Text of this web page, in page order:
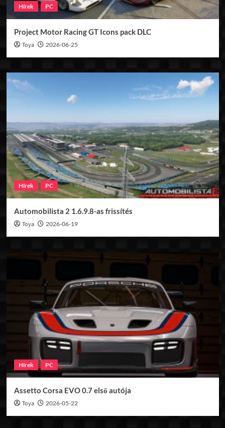
Hírek PC
Project Motor Racing GT Icons pack DLC
Toya 2026-06-25
Hírek PC
Automobilista 2 1.6.9.8-as frissítés
Toya 2026-06-19
Hírek PC
Assetto Corsa EVO 0.7 első autója
Toya 2026-05-22